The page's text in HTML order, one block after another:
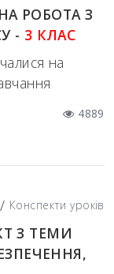
РОБОТА З
- 3 КЛАС
на
4889
/ Конспекти уроків
З ТЕМИ